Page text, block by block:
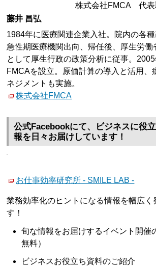
株式会社FMCA 代表
藤井 昌弘
1984年に医療関連企業入社。院内の各種
急性期医療機関出向、帰任後、厚生労働
として厚生行政の政策分析に従事。
FMCAを設立。原価計算の導入と活用、
ネジメントも実施。
株式会社FMCA
公式Facebookにて、ビジネスに役
報を日々お届けしています！
お仕事効率研究所 - SMILE LAB -
業務効率化のヒントになる情報を幅広く
す！
旬な情報をお届けするイベント開催
無料）
ビジネスお役立ち資料のご紹介